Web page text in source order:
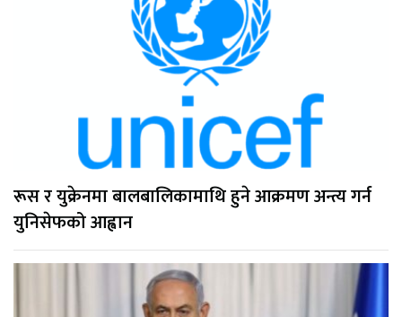
रूस र युक्रेनमा बालबालिकामाथि हुने आक्रमण अन्त्य गर्न
युनिसेफको आह्वान